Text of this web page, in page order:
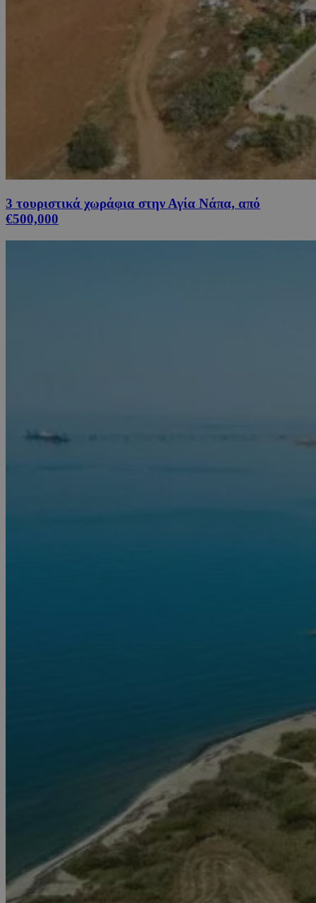
3 τουριστικά χωράφια στην Αγία Νάπα, από
€500,000